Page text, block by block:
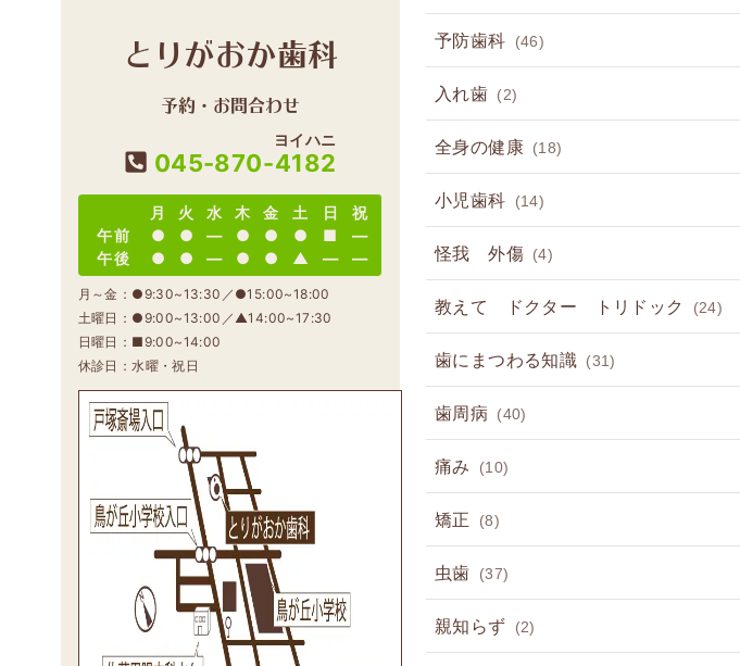
予防歯科 (46)
入れ歯 (2)
全身の健康 (18)
小児歯科 (14)
怪我 外傷 (4)
教えて ドクター トリドック (24)
歯にまつわる知識 (31)
歯周病 (40)
痛み (10)
矯正 (8)
虫歯 (37)
親知らず (2)
とりがおか歯科
予約・お問合わせ
045-870-4182
ヨイハニ
月 火 水 木 金 土 日
祝
午前
● ● ― ● ● ● ■
―
午後
● ● ― ● ● ▲ ― ―
月～金：●9:30~13:30／●15:00~18:00
土曜日：●9:00~13:00／▲14:00~17:30
日曜日：■9:00~14:00
休診日：水曜・祝日